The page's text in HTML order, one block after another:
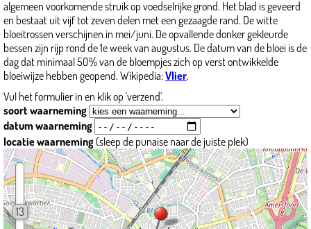
algemeen voorkomende struik op voedselrijke grond. Het blad is geveerd
en bestaat uit vijf tot zeven delen met een gezaagde rand. De witte
bloeitrossen verschijnen in mei/juni. De opvallende donker gekleurde
bessen zijn rijp rond de 1e week van augustus. De datum van de bloei is de
dag dat minimaal 50% van de bloempjes zich op verst ontwikkelde
bloeiwijze hebben geopend. Wikipedia:Vlier.
Vul het formulier in en klik op 'verzend'.
soort waarneming
datum waarneming
locatie waarneming (sleep de punaise naar de juiste plek)
13